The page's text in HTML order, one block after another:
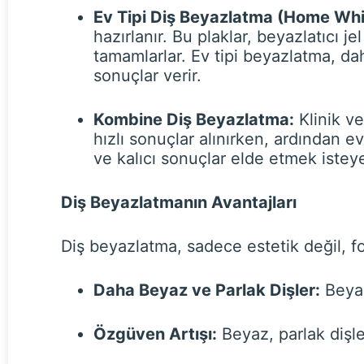
Ev Tipi Diş Beyazlatma (Home
hazırlanır. Bu plaklar,
tamamlarlar. Ev tipi beyazlatma,
sonuçlar verir.
Kombine Diş Beyazlatma: Klinik
hızlı sonuçlar alınırken,
ve kalıcı sonuçlar elde etmek
Diş Beyazlatmanın Avantajları
Diş beyazlatma, sadece estetik değil,
Daha Beyaz ve Parlak Dişler:
Özgüven Artışı: Beyaz, parlak